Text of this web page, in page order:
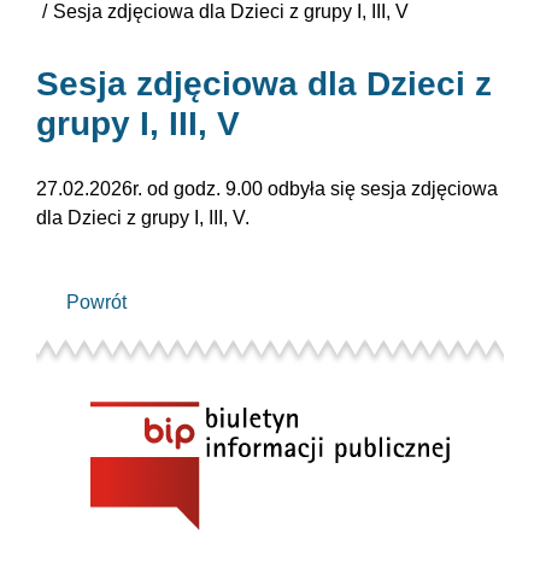
Sesja zdjęciowa dla Dzieci z grupy I, III, V
Sesja zdjęciowa dla Dzieci z
grupy I, III, V
27.02.2026r. od godz. 9.00 odbyła się sesja zdjęciowa
dla Dzieci z grupy I, III, V.
Powrót